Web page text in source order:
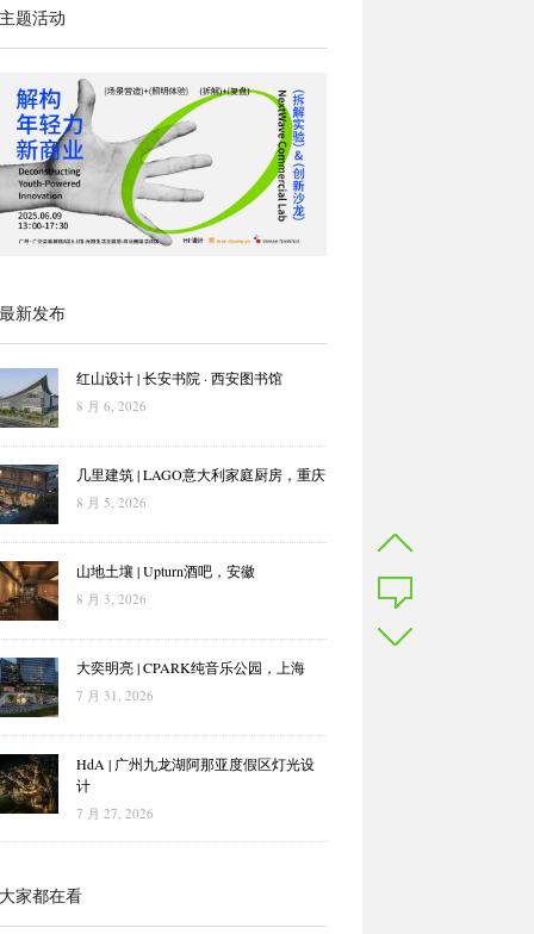
题活动
新发布
红山设计 | 长安书院 · 西安图书馆
8 月 6, 2026
几里建筑 | LAGO意大利家庭厨房，重庆
8 月 5, 2026
山地土壤 | Upturn酒吧，安徽
8 月 3, 2026
大奕明亮 | CPARK纯音乐公园，上海
7 月 31, 2026
HdA | 广州九龙湖阿那亚度假区灯光设
计
7 月 27, 2026
家都在看